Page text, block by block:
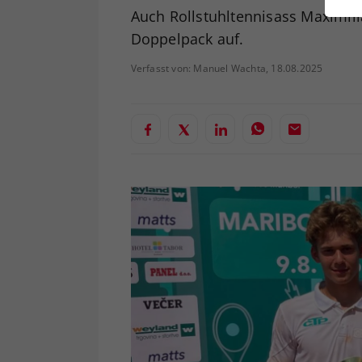
Auch Rollstuhltennisass
Doppelpack auf.
Verfasst von: Manuel Wachta, 18.08.2025